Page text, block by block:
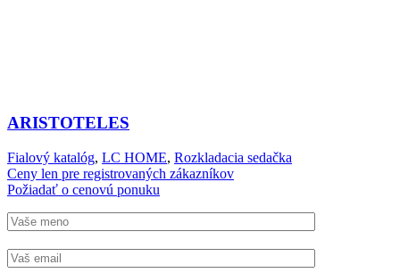
ARISTOTELES
Fialový katalóg, LC HOME, Rozkladacia sedačka
Ceny len pre registrovaných zákazníkov
Požiadať o cenovú ponuku